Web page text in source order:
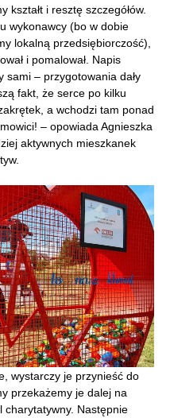
i resztę szczegółów.
wykonawcy (bo w dobie
lokalną przedsiębiorczość),
i pomalował. Napis
sami – przygotowania dały
fakt, że serce po kilku
a wchodzi tam ponad
– opowiada Agnieszka
aktywnych mieszkanek
wystarczy je przynieść do
przekażemy je dalej na
charytatywny. Następnie